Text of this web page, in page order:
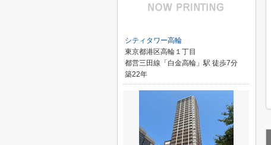
シティタワー高輪
東京都港区高輪１丁目
都営三田線「白金高輪」駅 徒歩7分
築22年